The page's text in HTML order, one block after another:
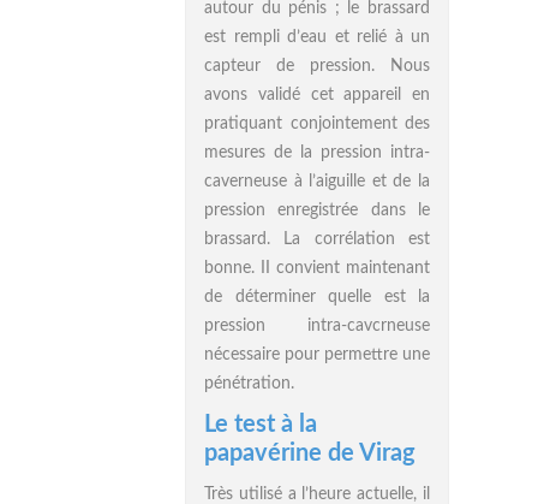
autour du pénis ; le brassard
est rempli d’eau et relié à un
capteur de pression. Nous
avons validé cet appareil en
pratiquant conjointement des
mesures de la pression intra-
caverneuse à l’aiguille et de la
pression enregistrée dans le
brassard. La corrélation est
bonne. II convient maintenant
de déterminer quelle est la
pression intra-cavcrneuse
nécessaire pour permettre une
pénétration.
Le test à la
papavérine de Virag
Très utilisé a l’heure actuelle, il